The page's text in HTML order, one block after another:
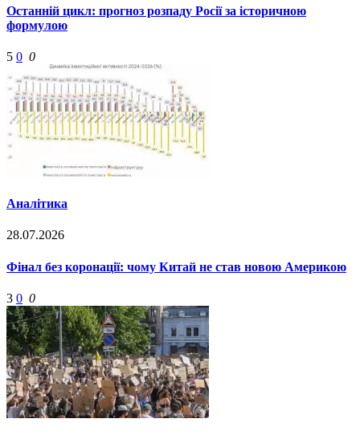
Останній цикл: прогноз розпаду Росії за історичною
формулою
5 0 0
Аналітика
28.07.2026
Фінал без коронації: чому Китай не став новою Америкою
3 0 0